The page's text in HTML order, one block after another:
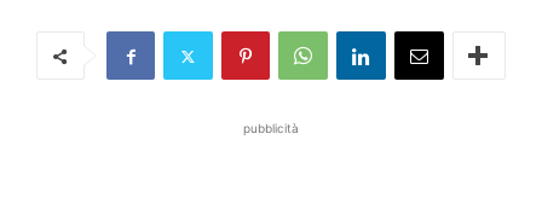
pubblicità